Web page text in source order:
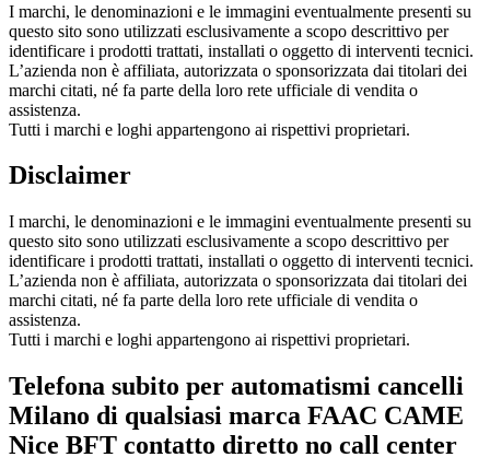
I marchi, le denominazioni e le immagini eventualmente presenti su
questo sito sono utilizzati esclusivamente a scopo descrittivo per
identificare i prodotti trattati, installati o oggetto di interventi tecnici.
L’azienda non è affiliata, autorizzata o sponsorizzata dai titolari dei
marchi citati, né fa parte della loro rete ufficiale di vendita o
assistenza.
Tutti i marchi e loghi appartengono ai rispettivi proprietari.
Disclaimer
I marchi, le denominazioni e le immagini eventualmente presenti su
questo sito sono utilizzati esclusivamente a scopo descrittivo per
identificare i prodotti trattati, installati o oggetto di interventi tecnici.
L’azienda non è affiliata, autorizzata o sponsorizzata dai titolari dei
marchi citati, né fa parte della loro rete ufficiale di vendita o
assistenza.
Tutti i marchi e loghi appartengono ai rispettivi proprietari.
Telefona subito per automatismi cancelli
Milano di qualsiasi marca FAAC CAME
Nice BFT contatto diretto no call center